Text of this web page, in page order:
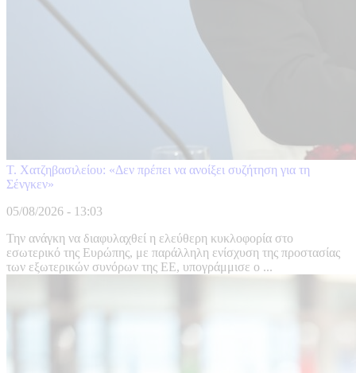
Τ. Χατζηβασιλείου: «Δεν πρέπει να ανοίξει συζήτηση για τη
Σένγκεν»
05/08/2026 - 13:03
Την ανάγκη να διαφυλαχθεί η ελεύθερη κυκλοφορία στο
εσωτερικό της Ευρώπης, με παράλληλη ενίσχυση της προστασίας
των εξωτερικών συνόρων της ΕΕ, υπογράμμισε ο ...